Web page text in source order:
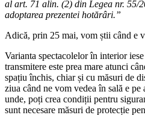
al art. 71 alin. (2) din Legea nr. 55/
adoptarea prezentei hotărâri.”
Adică, prin 25 mai, vom știi când e
Varianta spectacolelor în interior
transmitere este prea mare atunci
spațiu închis, chiar și cu măsuri de
ziua când ne vom vedea în sală e pe
unde, poți crea condiții pentru
sunt necesare măsuri de protecție